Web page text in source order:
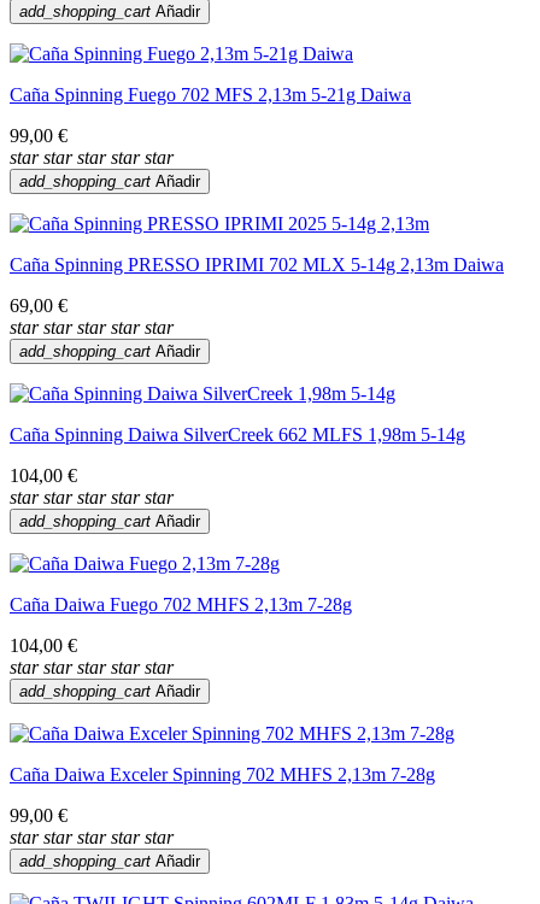
add_shopping_cart Añadir
Caña Spinning Fuego 702 MFS 2,13m 5-21g Daiwa
99,00 €
star star star star star
add_shopping_cart Añadir
Caña Spinning PRESSO IPRIMI 702 MLX 5-14g 2,13m Daiwa
69,00 €
star star star star star
add_shopping_cart Añadir
Caña Spinning Daiwa SilverCreek 662 MLFS 1,98m 5-14g
104,00 €
star star star star star
add_shopping_cart Añadir
Caña Daiwa Fuego 702 MHFS 2,13m 7-28g
104,00 €
star star star star star
add_shopping_cart Añadir
Caña Daiwa Exceler Spinning 702 MHFS 2,13m 7-28g
99,00 €
star star star star star
add_shopping_cart Añadir